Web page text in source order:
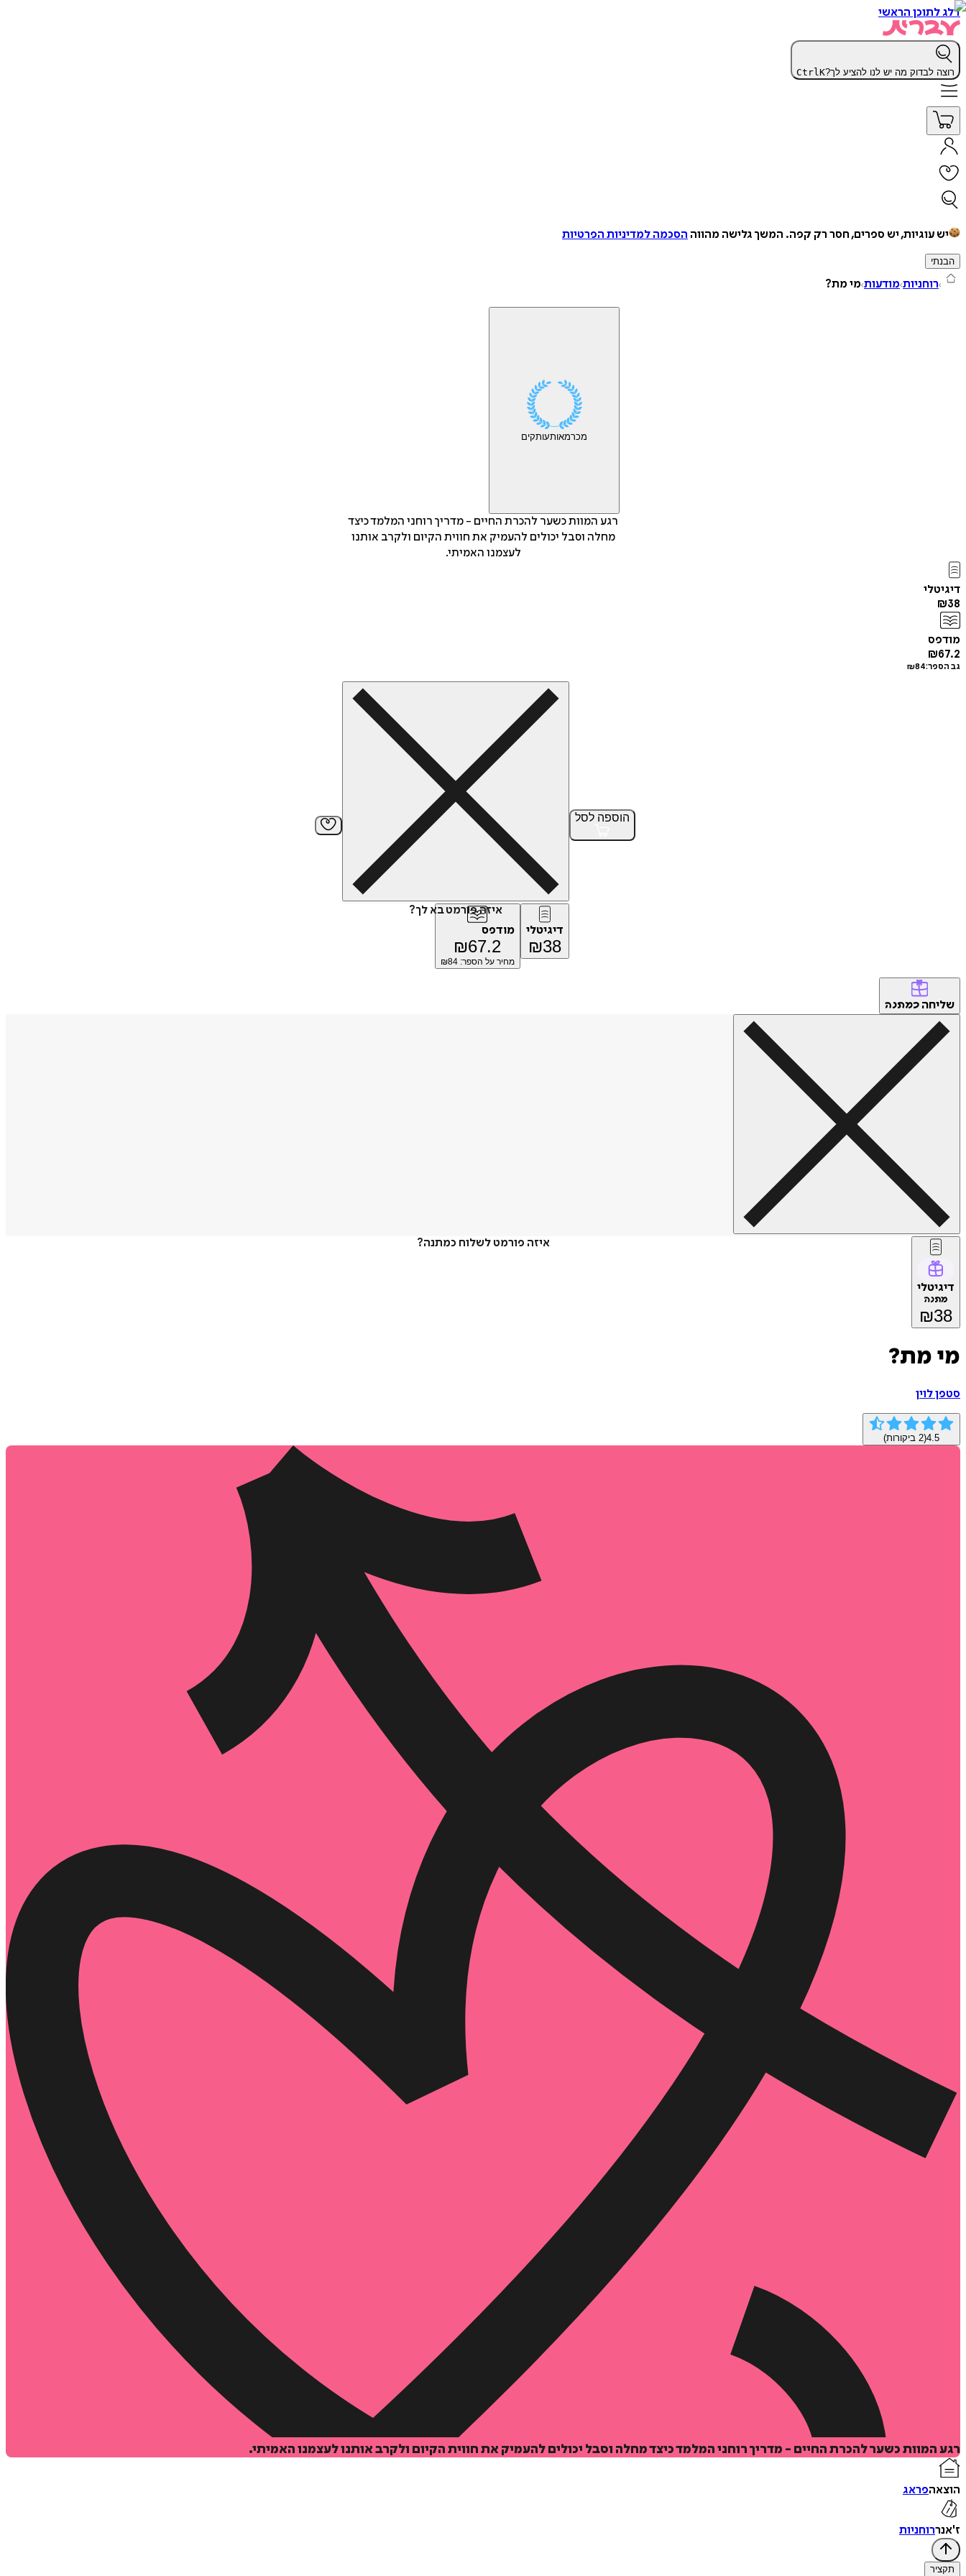
דלג לתוכן הראשי
רוצה לבדוק מה יש לנו להציע לך? CtrlK
יש עוגיות, יש ספרים, חסר רק קפה. המשך גלישה מהווה הסכמה למדיניות הפרטיות
הבנתי
רוחניות מודעות מי מת?
מכרמאותעותקים
רגע המוות כשער להכרת החיים - מדריך רוחני המלמד כיצד
מחלה וסבל יכולים להעמיק את חווית הקיום ולקרב אותנו
לעצמנו האמיתי.
דיגיטלי
₪38
מודפס
₪67.2
גב הספר: ₪84
הוספה לסל
איזה פורמט בא לך?
דיגיטלי
₪38
מודפס
₪67.2
מחיר על הספר: ₪84
שליחה כמתנה
איזה פורמט לשלוח כמתנה?
דיגיטלי
מתנה
₪38
לסל
איזה פורמט בא לך?
דיגיטלי
₪38
מודפס
67.2
מחיר על הספר: ₪
מי מת?
סטפן לוין
4.5
(
2 ביקורות)
רגע המוות כשער להכרת החיים - מדריך רוחני המלמד כיצד מחלה וסבל יכולים להעמיק את חווית הקיום ולקרב אותנו לעצמנו האמיתי.
הוצאהפראג
ז'אנררוחניות
תקציר